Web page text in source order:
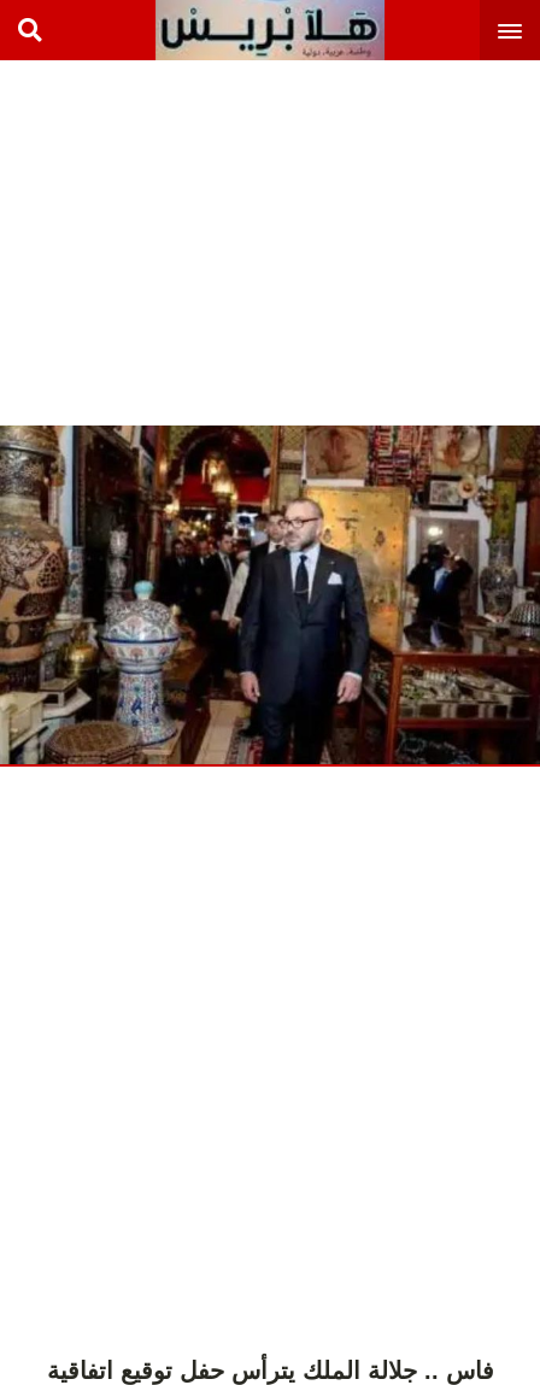
فاس .. جلالة الملك يترأس حفل توقيع اتفاقية